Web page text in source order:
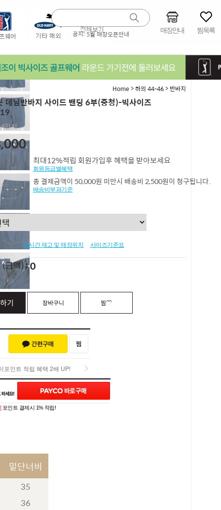
공지:5월 매장오픈안내 매장안내 찜목록
Home>하의 44-46> 반바지
데님반바지 사이드 밴딩 6부(중청)-빅사이즈
인치
최대12%적립 회원가입후 혜택을 받아보세요
회원등급별혜택
총 결제금액이 50,000원 미만시 배송비 2,500원이 청구됩니다.
배송비부과기준
실시간 재고 및 매장위치 사이즈기준표
(금액) 0
기 장바구니 찜♡
포인트 적립 혜택 2배 UP!
포인트 적립 혜택 2배 UP!
포인트 결제시 1% 적립!
(0)
밑단너비
35
36